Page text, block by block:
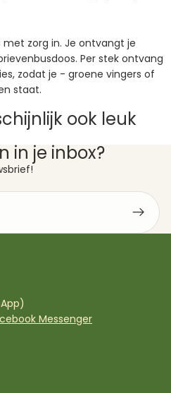
zorg in. Je ontvangt je
Per stek ontvang
zodat je - groene vingers of
staat.
ook leuk
in je inbox?
Messenger